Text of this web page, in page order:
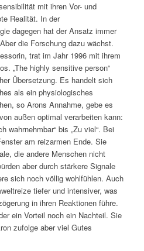
mit ihren Vor- und
Realität. In der
dagegen hat der Ansatz immer
die Forschung dazu wächst.
trat im Jahr 1996 mit ihrem
„The highly sensitive person“
Übersetzung. Es handelt sich
als ein physiologisches
so Arons Annahme, gebe es
außen optimal verarbeiten kann:
wahrnehmbar“ bis „Zu viel“. Bei
am reizarmen Ende. Sie
die andere Menschen nicht
aber durch stärkere Signale
sich noch völlig wohlfühlen. Auch
tiefer und intensiver, was
in ihren Reaktionen führe.
ein Vorteil noch ein Nachteil. Sie
zufolge aber viel Gutes